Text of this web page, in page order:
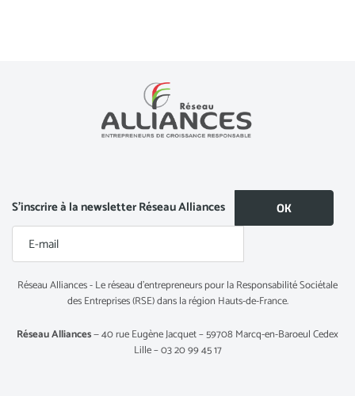
S’inscrire à la newsletter Réseau Alliances
Réseau Alliances - Le réseau d’entrepreneurs pour la Responsabilité Sociétale
des Entreprises (RSE) dans la région Hauts-de-France.
Réseau Alliances— 40 rue Eugène Jacquet – 59708 Marcq-en-Baroeul Cedex
Lille – 03 20 99 45 17